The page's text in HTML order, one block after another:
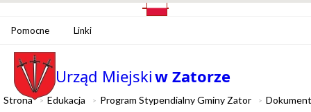
Pomocne Linki
Urząd Miejskiw Zatorze
Strona Edukacja Program Stypendialny Gminy Zator